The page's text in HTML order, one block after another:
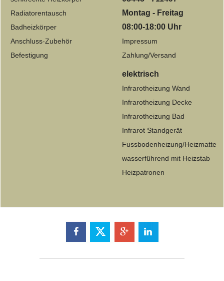
Montag - Freitag
08:00-18:00 Uhr
Impressum
Zahlung/Versand
Radiatorentausch
Badheizkörper
Anschluss-Zubehör
Befestigung
elektrisch
Infrarotheizung Wand
Infrarotheizung Decke
Infrarotheizung Bad
Infrarot Standgerät
Fussbodenheizung/Heizmatte
wasserführend mit Heizstab
Heizpatronen